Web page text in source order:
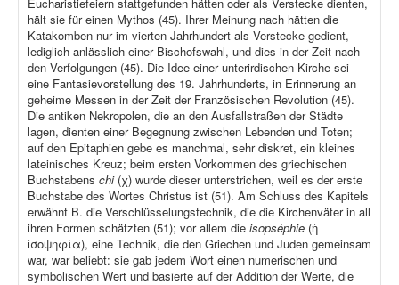
hält sie für einen Mythos (45). Ihrer Meinung nach hätten die
Katakomben nur im vierten Jahrhundert als Verstecke gedient,
lediglich anlässlich einer Bischofswahl, und dies in der Zeit nach
den Verfolgungen (45). Die Idee einer unterirdischen Kirche sei
eine Fantasievorstellung des 19. Jahrhunderts, in Erinnerung an
geheime Messen in der Zeit der Französischen Revolution (45).
Die antiken Nekropolen, die an den Ausfallstraßen der Städte
lagen, dienten einer Begegnung zwischen Lebenden und Toten;
auf den Epitaphien gebe es manchmal, sehr diskret, ein kleines
lateinisches Kreuz; beim ersten Vorkommen des griechischen
Buchstabens chi (χ) wurde dieser unterstrichen, weil es der erste
Buchstabe des Wortes Christus ist (51). Am Schluss des Kapitels
erwähnt B. die Verschlüsselungstechnik, die die Kirchenväter in all
ihren Formen schätzten (51); vor allem die isopséphie (ἡ
ἰσοψηφία), eine Technik, die den Griechen und Juden gemeinsam
war, war beliebt: sie gab jedem Wort einen numerischen und
symbolischen Wert und basierte auf der Addition der Werte, die